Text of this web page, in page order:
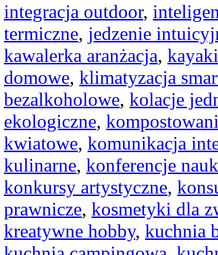
integracja outdoor,
termiczne, jedzenie
kawalerka aranżacja,
domowe, klimatyzacja
bezalkoholowe, kolacje
ekologiczne,
kwiatowe, komunikacja
kulinarne, konferencje
konkursy artystyczne,
prawnicze, kosmetyki dla
kreatywne hobby, kuchnia